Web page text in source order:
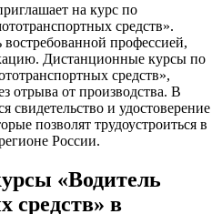
на курс по
средств».
профессией,
Дистанционные курсы по
средств»,
отрыва от производства. В
свидетельство и удостоверение
позволят трудоустроиться в
России.
«Водитель
средств» в